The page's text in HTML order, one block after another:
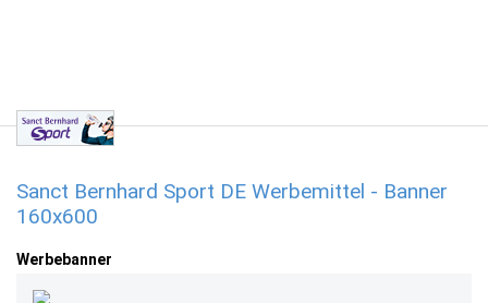
Sanct Bernhard Sport DE Werbemittel - Banner
160x600
Werbebanner